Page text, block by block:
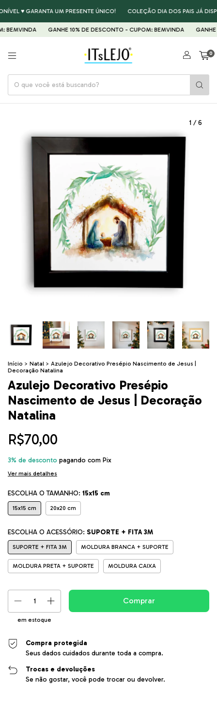
GARANTA UM PRESENTE ÚNICO! COLEÇÃO DIA DOS PAIS JÁ
GANHE 10% DE DESCONTO - CUPOM: BEMVINDA GANHE 10%
0
1 /6
Início > Natal > Azulejo Decorativo Presépio Nascimento de Jesus |
Decoração Natalina
Azulejo Decorativo Presépio
Nascimento de Jesus | Decoração
Natalina
R$70,00
3% de desconto pagando com Pix
Ver mais detalhes
ESCOLHA O TAMANHO: 15x15 cm
15x15 cm 20x20 cm
ESCOLHA O ACESSÓRIO: SUPORTE + FITA 3M
SUPORTE + FITA 3M MOLDURA BRANCA + SUPORTE
MOLDURA PRETA + SUPORTE MOLDURA CAIXA
em estoque
Compra protegida
Seus dados cuidados durante toda a compra.
Trocas e devoluções
Se não gostar, você pode trocar ou devolver.